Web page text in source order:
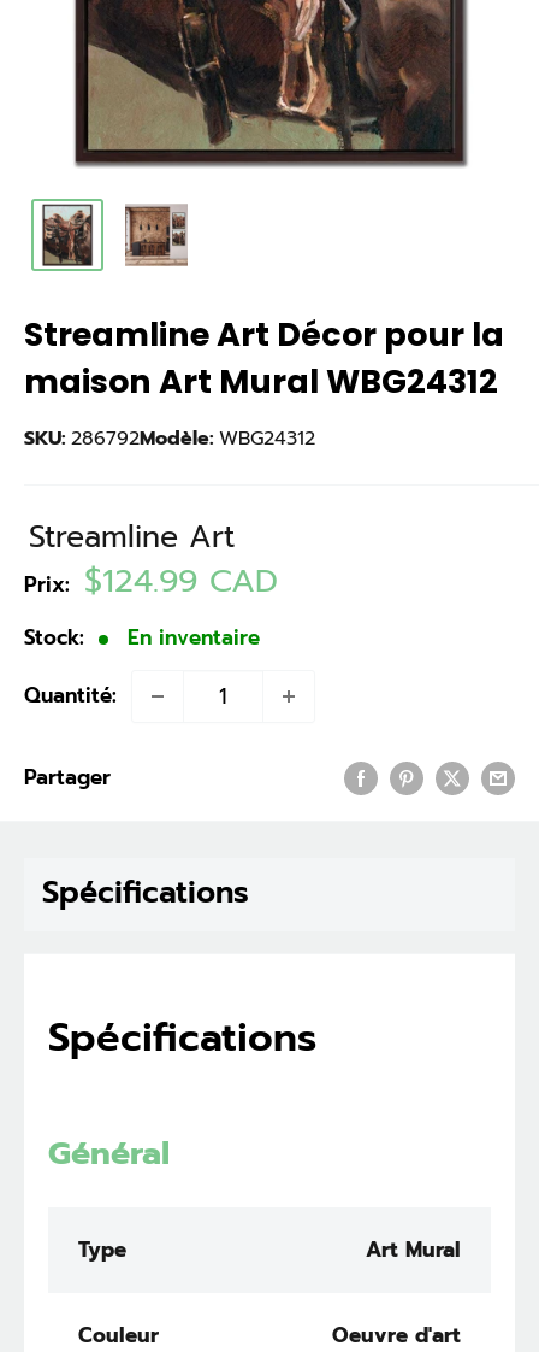
Streamline Art Décor pour la
maison Art Mural WBG24312
SKU: 286792Modèle: WBG24312
Streamline Art
Prix: Prix
$124.99 CAD
Stock:
En inventaire
Quantité:
Partager
Spécifications
Spécifications
Général
Type Art Mural
Couleur Oeuvre d'art